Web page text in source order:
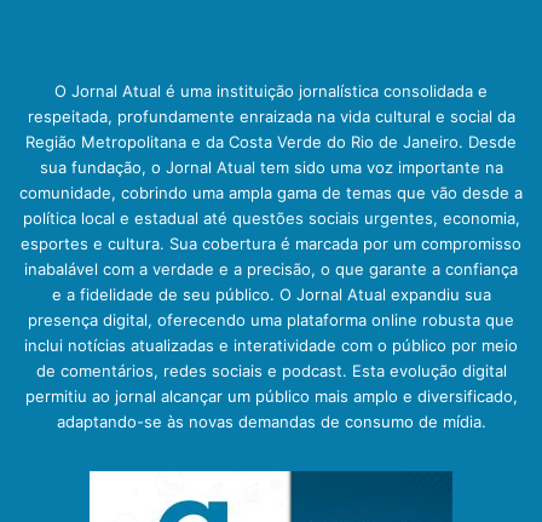
O Jornal Atual é uma instituição jornalística consolidada e
respeitada, profundamente enraizada na vida cultural e social da
Região Metropolitana e da Costa Verde do Rio de Janeiro. Desde
sua fundação, o Jornal Atual tem sido uma voz importante na
comunidade, cobrindo uma ampla gama de temas que vão desde a
política local e estadual até questões sociais urgentes, economia,
esportes e cultura. Sua cobertura é marcada por um compromisso
inabalável com a verdade e a precisão, o que garante a confiança
e a fidelidade de seu público. O Jornal Atual expandiu sua
presença digital, oferecendo uma plataforma online robusta que
inclui notícias atualizadas e interatividade com o público por meio
de comentários, redes sociais e podcast. Esta evolução digital
permitiu ao jornal alcançar um público mais amplo e diversificado,
adaptando-se às novas demandas de consumo de mídia.